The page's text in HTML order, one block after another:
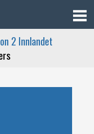
2 Innlandet